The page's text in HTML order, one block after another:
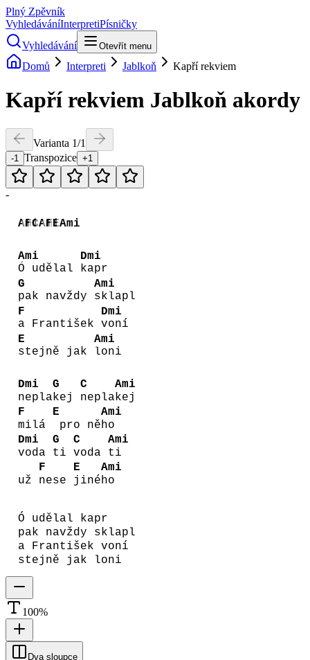
Plný Zpěvník
VyhledáváníInterpretiPísničky
Vyhledávání
Otevřít menu
Domů Interpreti Jablkoň Kapří rekviem
Kapří rekviem Jablkoň akordy
Varianta 1/1
-1 Transpozice +1
-
Ami
FCAmi
FEAmi
Ami
Ó udělal
Dmi
kapr
G
pak navždy
Ami
sklapl
F
a František
Dmi
voní
E
stejně jak
Ami
loni
Dmi
nepla
G
kej
C
nepla
Ami
kej
F
milá
E
pro ně
Ami
ho
Dmi
voda
G
ti
C
voda
Ami
ti
už
F
nese
E
jiné
Ami
ho
Ó udělal kapr
pak navždy sklapl
a František voní
stejně jak loni
100%
Dva sloupce